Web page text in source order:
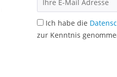
Ich habe die
zur Kenntnis